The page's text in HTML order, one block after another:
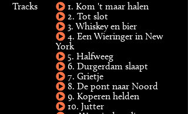
Tracks
1. Kom 't maar halen
2. Tot slot
3. Whiskey en bier
4. Een Wieringer in New
York
5. Halfweeg
6. Durgerdam slaapt
7. Grietje
8. De pont naar Noord
9. Koperen helden
10. Jutter